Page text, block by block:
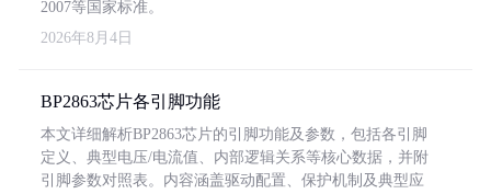
2007等国家标准。
2026年8月4日
BP2863芯片各引脚功能
本文详细解析BP2863芯片的引脚功能及参数，包括各引脚
定义、典型电压/电流值、内部逻辑关系等核心数据，并附
引脚参数对照表。内容涵盖驱动配置、保护机制及典型应